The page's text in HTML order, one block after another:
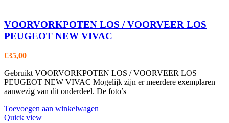
VOORVORKPOTEN LOS / VOORVEER LOS
PEUGEOT NEW VIVAC
€35,00
Gebruikt VOORVORKPOTEN LOS / VOORVEER LOS
PEUGEOT NEW VIVAC Mogelijk zijn er meerdere exemplaren
aanwezig van dit onderdeel. De foto’s
Toevoegen aan winkelwagen
Quick view